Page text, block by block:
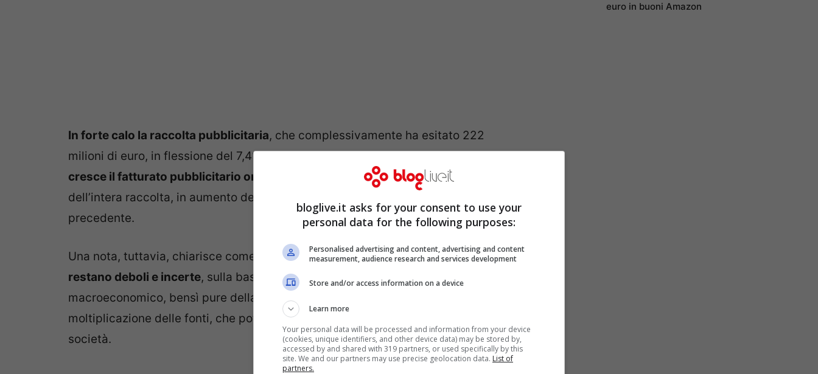
In forte calo la raccolta pubblicitaria, che complessivamente ha esitato 222
milioni di euro, in flessione del 7,4% per l’Italia e dell’11,6% per la Spagna. Ma
cresce il fatturato pubblicitario online
, che passa a 27 milioni, pari al 13,5%
dell’intera raccolta, in aumento del 17,3% sullo stesso periodo dell’anno
precedente.
Una nota, tuttavia, chiarisce come le
prospettive sulla raccolta pubblicitaria
restano deboli e incerte, sulla base non solo del più generale scenario
macroeconomico, bensì pure della vasta differenziazione dell’offerta, con la
moltiplicazione delle fonti, che potrebbero perpetuare un trend negativo per la
società.
euro in buoni Amazon
bloglive.it asks for your consent to use your
personal data for the following purposes:
Personalised advertising and content, advertising and content
measurement, audience research and services development
Store and/or access information on a device
Learn more
Your personal data will be processed and information from your device
(cookies, unique identifiers, and other device data) may be stored by,
accessed by and shared with 319 partners, or used specifically by this
site. We and our partners may use precise geolocation data. List of
partners.